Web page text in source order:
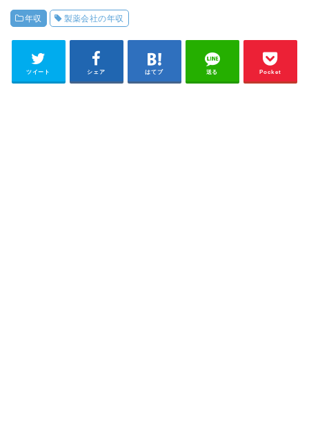
年収 製薬会社の年収
ツイート シェア はてブ 送る Pocket